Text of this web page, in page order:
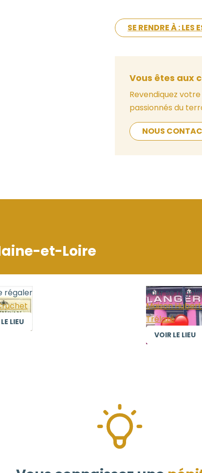
SE RENDRE À : LES
Vous êtes aux
Revendiquez
passionnés du
NOUS
et-Loire
régaler
LIEU
Pour se
Maison
Trélazé
VOIR LE LIEU